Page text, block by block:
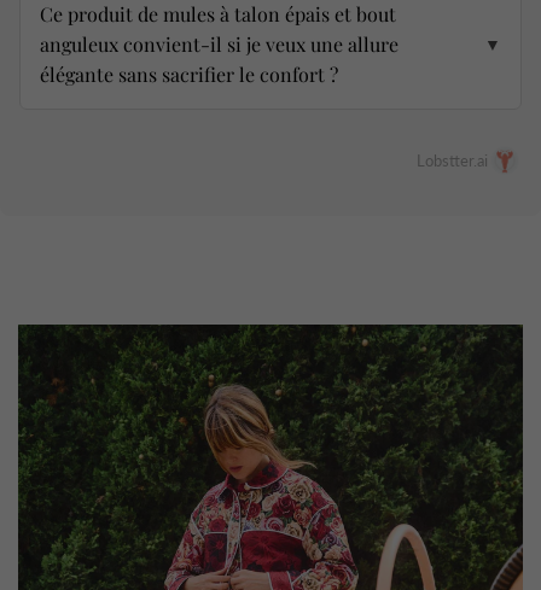
Ce produit de mules à talon épais et bout
anguleux convient-il si je veux une allure
élégante sans sacrifier le confort ?
▼
Lobstter.ai